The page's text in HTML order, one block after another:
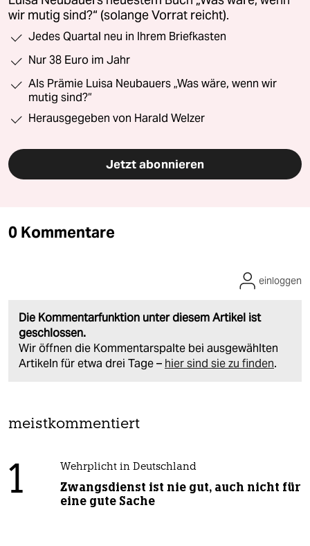
wir mutig sind?“ (solange Vorrat reicht).
Jedes Quartal neu in Ihrem Briefkasten
Nur 38 Euro im Jahr
Als Prämie Luisa Neubauers „Was wäre, wenn wir
mutig sind?“
Herausgegeben von Harald Welzer
Jetzt abonnieren
0 Kommentare
Die Kommentarfunktion unter diesem Artikel ist
geschlossen.
Wir öffnen die Kommentarspalte bei ausgewählten
Artikeln für etwa drei Tage – hier sind sie zu finden.
einloggen
meistkommentiert
1 Wehrplicht in Deutschland
Zwangsdienst ist nie gut, auch nicht für
eine gute Sache